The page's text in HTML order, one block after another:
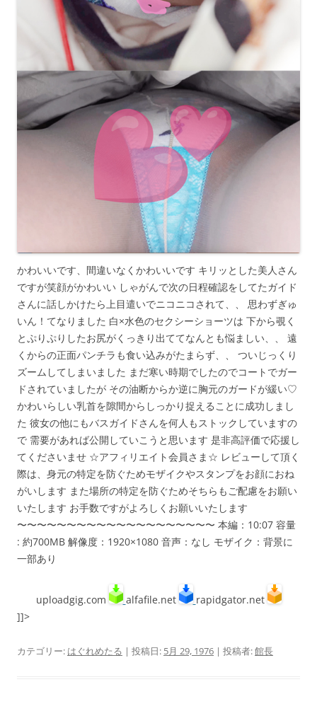
かわいいです、間違いなくかわいいです キリッとした美人さん
ですが笑顔がかわいい しゃがんで次の日程確認をしてたガイド
さんに話しかけたら上目遣いでニコニコされて、、 思わずぎゅ
いん！てなりました 白×水色のセクシーショーツは 下から覗く
とぷりぷりしたお尻がくっきり出ててなんとも悩ましい、、 遠
くからの正面パンチラも食い込みがたまらず、、 ついじっくり
ズームしてしまいました まだ寒い時期でしたのでコートでガー
ドされていましたが その油断からか逆に胸元のガードが緩い♡
かわいらしい乳首を隙間からしっかり捉えることに成功しまし
た 彼女の他にもバスガイドさんを何人もストックしていますの
で 需要があれば公開していこうと思います 是非高評価で応援し
てくださいませ ☆アフィリエイト会員さま☆ レビューして頂く
際は、身元の特定を防ぐためモザイクやスタンプをお顔におね
がいします また場所の特定を防ぐためそちらもご配慮をお願い
いたします お手数ですがよろしくお願いいたします
〜〜〜〜〜〜〜〜〜〜〜〜〜〜〜〜〜〜〜〜 本編：10:07 容量
: 約700MB 解像度：1920×1080 音声：なし モザイク：背景に
一部あり
uploadgig.com alfafile.net
rapidgator.net
]]>
カテゴリー: はぐれめたる | 投稿日: 5月 29, 1976 | 投稿者:館長